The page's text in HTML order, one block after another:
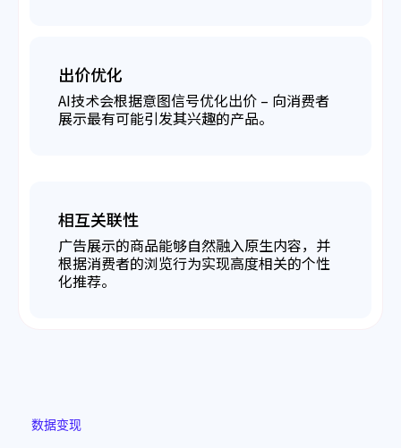
出价优化
AI技术会根据意图信号优化出价 – 向消费者
展示最有可能引发其兴趣的产品。
相互关联性
广告展示的商品能够自然融入原生内容，并
根据消费者的浏览行为实现高度相关的个性
化推荐。
数据变现